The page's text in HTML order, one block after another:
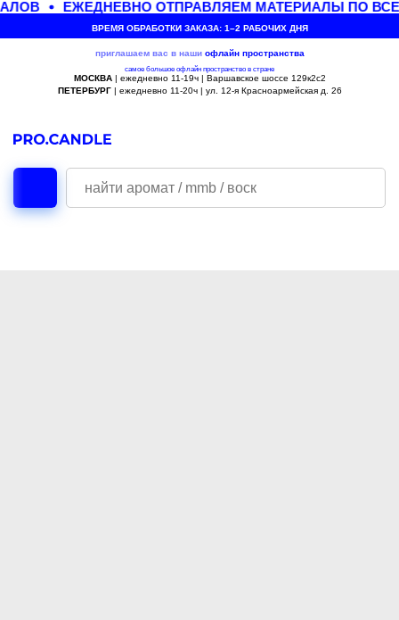
ЕЖЕДНЕВНО ОТПРАВЛЯЕМ МАТЕРИАЛЫ ПО
ВРЕМЯ ОБРАБОТКИ ЗАКАЗА: 1–2 РАБОЧИХ ДНЯ
приглашаем вас в наши офлайн пространства
самое большое офлайн пространство в стране
МОСКВА| ежедневно 11-19ч | Варшавское шоссе 129к2с2
ПЕТЕРБУРГ| ежедневно 11-20ч | ул. 12-я Красноармейская д. 26